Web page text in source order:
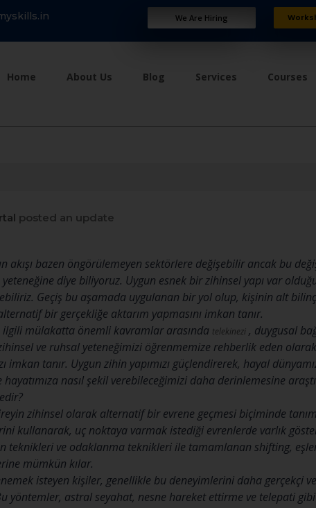
We Are Hiring
Home About Us Blog Services Courses
posted an update
akışı bazen öngörülemeyen sektörlere değişebilir ancak bu
diye biliyoruz. Uygun esnek bir zihinsel yapı var
Geçiş bu aşamada uygulanan bir yol olup, kişinin alt
bir gerçekliğe aktarım yapmasını imkan tanır.
ilgili mülakatta önemli kavramlar arasında telekinezi , duygusal
ve ruhsal yeteneğimizi öğrenmemize rehberlik eden
imkan tanır. Uygun zihin yapımızı güçlendirerek, hayal
nasıl şekil verebileceğimizi daha derinlemesine
zihinsel olarak alternatif bir evrene geçmesi biçiminde
kullanarak, uç noktaya varmak istediği evrenlerde varlık
teknikleri ve odaklanma teknikleri ile tamamlanan shifting,
mümkün kılar.
isteyen kişiler, genellikle bu deneyimlerini daha gerçekçi
yöntemler, astral seyahat, nesne hareket ettirme ve telepati